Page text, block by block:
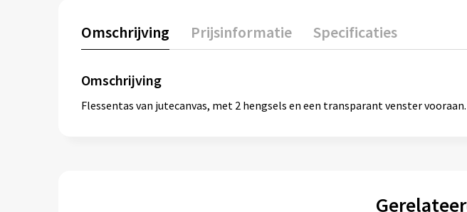
Omschrijving Prijsinformatie Specificaties
Omschrijving
Flessentas van jutecanvas, met 2 hengsels en een transparant venster